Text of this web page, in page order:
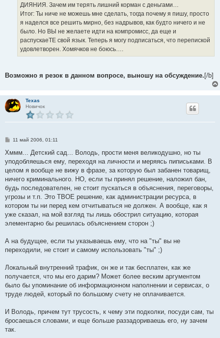
ДИЯНИЯ. Зачем им терять лишний корман с деньгами…
Итог: Ты ниче не можешь мне сделать, тогда почему я пишу, просто
я наделся все решить мирно, без надрывов, как будто ничего и не
было. Но ВЫ не желаете идти на компромисс, да еще и
распускаеТЕ свой язык. Теперь я могу подписаться, что перепиской
удовлетворен. Хомячков не боюсь….
Возможно я резок в данном вопросе, выношу на обсуждение. [/b]
Texas
Новичок
С
о
щ
е
и
е
11 май 2006, 01:11
Хммм... Детский сад... Володь, прости меня великодушно, но ты
уподобляешься ему, переходя на личности и меряясь пиписьками. В
целом я вообще не вижу в фразе, за которую был забанен товарищ,
ничего криминального. НО, если ты принял решение, наложил бан,
будь последователен, не стоит пускаться в объяснения, переговоры,
угрозы и т.п. Это ТВОЕ решение, как администрации ресурса, в
котором ты ни перед кем отчитываться не должен. А вообще, как я
уже сказал, на мой взгляд ты лишь обострил ситуацию, которая
элементарно бы решилась объяснением сторон ;)
А на будущее, если ты указываешь ему, что на "ты" вы не
переходили, не стоит и самому использовать "ты" ;)
Локальный внутренний трафик, он же и так бесплатен, как же
получается, что мы его дарим? Может более веским аргументом
было бы упоминание об информационном наполнении и сервисах, о
труде людей, который по большому счету не оплачивается.
И Володь, причем тут трусость, к чему эти подколки, посуди сам, ты
бросаешься словами, и еще больше раззадориваешь его, ну зачем
так.